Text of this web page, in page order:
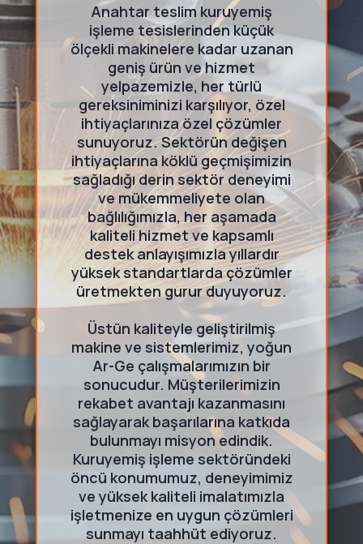
Anahtar teslim kuruyemiş
işleme tesislerinden küçük
ölçekli makinelere kadar uzanan
geniş ürün ve hizmet
yelpazemizle, her türlü
gereksiniminizi karşılıyor, özel
ihtiyaçlarınıza özel çözümler
sunuyoruz. Sektörün değişen
ihtiyaçlarına köklü geçmişimizin
sağladığı derin sektör deneyimi
ve mükemmeliyete olan
bağlılığımızla, her aşamada
kaliteli hizmet ve kapsamlı
destek anlayışımızla yıllardır
yüksek standartlarda çözümler
üretmekten gurur duyuyoruz.
Üstün kaliteyle geliştirilmiş
makine ve sistemlerimiz, yoğun
Ar-Ge çalışmalarımızın bir
sonucudur. Müşterilerimizin
rekabet avantajı kazanmasını
sağlayarak başarılarına katkıda
bulunmayı misyon edindik.
Kuruyemiş işleme sektöründeki
öncü konumumuz, deneyimimiz
ve yüksek kaliteli imalatımızla
işletmenize en uygun çözümleri
sunmayı taahhüt ediyoruz.